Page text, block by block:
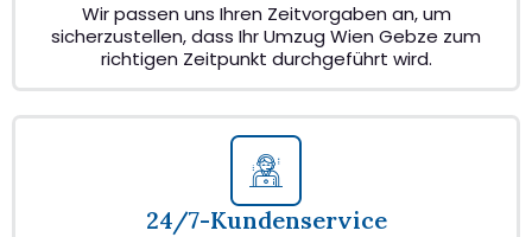
Wir passen uns Ihren Zeitvorgaben an, um
sicherzustellen, dass Ihr Umzug Wien Gebze zum
richtigen Zeitpunkt durchgeführt wird.
24/7-Kundenservice